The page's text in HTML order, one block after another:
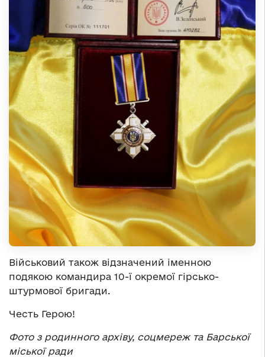
Військовий також відзначений іменною
подякою командира 10-ї окремої гірсько-
штурмової бригади.
Честь Герою!
Фото з родинного архіву, соцмереж та Барської
міської ради